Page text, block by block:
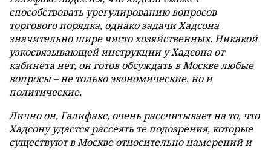
способствовать урегулированию вопросов
торгового порядка, однако задачи Хадсона
значительно шире чисто хозяйственных. Никакой
узкосвязывающей инструкции у Хадсона от
кабинета нет, он готов обсуждать в Москве любые
вопросы – не только экономические, но и
политические.
Лично он, Галифакс, очень рассчитывает на то, что
Хадсону удастся рассеять те подозрения, которые
существуют в Москве относительно намерений и